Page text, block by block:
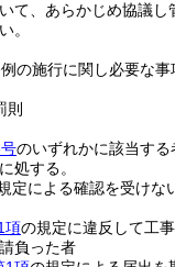
て、あらかじめ協議し
。
の施行に関し必要な
則
のいずれかに該当す
処する。
定による確認を受けな
項の規定に違反して工
負った者